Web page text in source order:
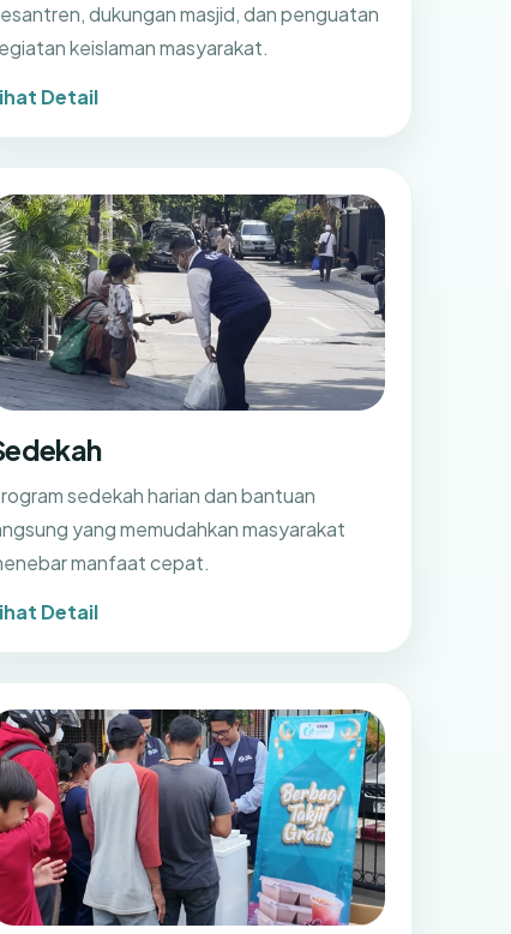
dukungan masjid, dan penguatan
keislaman masyarakat.
Detail
sedekah harian dan bantuan
yang memudahkan masyarakat
manfaat cepat.
Detail